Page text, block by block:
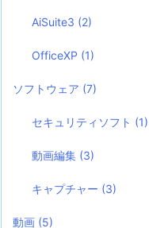
AiSuite3 (2)
OfficeXP (1)
ソフトウェア (7)
セキュリティソフト (1)
動画編集 (3)
キャプチャー (3)
動画 (5)